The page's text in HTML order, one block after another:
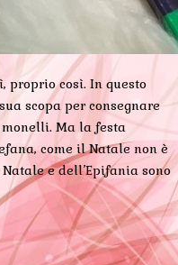
proprio così. In questo
scopa per consegnare
Ma la festa
come il Natale non è
e dell’Epifania sono